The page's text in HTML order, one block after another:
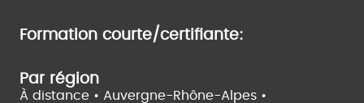
Formation courte/certifiante:
Par région
À distance • Auvergne-Rhône-Alpes •